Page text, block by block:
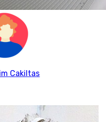
Cakiltas